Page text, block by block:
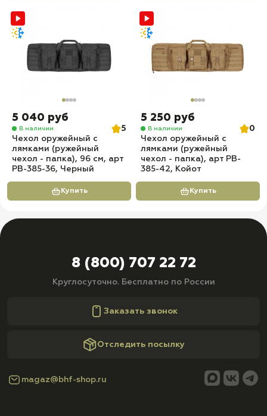
5 040 руб
В наличии
5
Чехол оружейный с
лямками (ружейный
чехол - папка), 96 см, арт
PB-385-36, Черный
Купить
5 250 руб
В наличии
0
Чехол оружейный с
лямками (ружейный
чехол - папка), арт PB-
385-42, Койот
Купить
8 (800) 707 22 72
Круглосуточно. Бесплатно по России
Заказать звонок
Отследить посылку
magaz@bhf-shop.ru